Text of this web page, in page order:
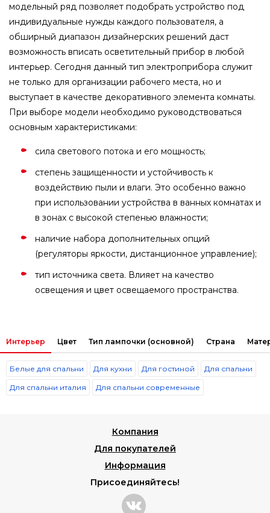
модельный ряд позволяет подобрать устройство под
индивидуальные нужды каждого пользователя, а
обширный диапазон дизайнерских решений даст
возможность вписать осветительный прибор в любой
интерьер. Сегодня данный тип электроприбора служит
не только для организации рабочего места, но и
выступает в качестве декоративного элемента комнаты.
При выборе модели необходимо руководствоваться
основным характеристиками:
сила светового потока и его мощность;
степень защищенности и устойчивость к
воздействию пыли и влаги. Это особенно важно
при использовании устройства в ванных комнатах и
в зонах с высокой степенью влажности;
наличие набора дополнительных опций
(регуляторы яркости, дистанционное управление);
тип источника света. Влияет на качество
освещения и цвет освещаемого пространства.
Интерьер Цвет Тип лампочки (основной) Страна
Белые для спальни Для кухни Для гостиной Для спальни
Для спальни италия Для спальни современные
Компания
Для покупателей
Информация
Присоединяйтесь!